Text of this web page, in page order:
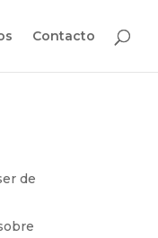
Contacto
de